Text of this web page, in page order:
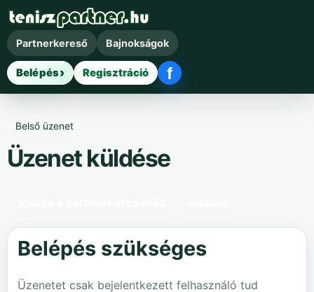
Partnerkereső Bajnokságok
Belépés Regisztráció fFacebook belépés
Belső üzenet
Üzenet küldése
Belépés szükséges
Üzenetet csak bejelentkezett felhasználó tud